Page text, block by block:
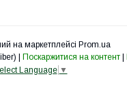
на маркетплейсі Prom.ua
Поскаржитися на контент
Language ▼